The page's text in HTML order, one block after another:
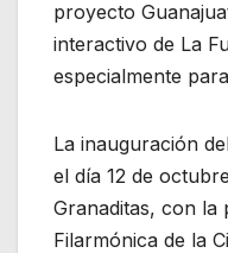
proyecto
interactivo de La
especialmente
La inauguración
el día 12 de
Granaditas, con la
Filarmónica de la